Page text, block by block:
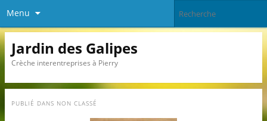
Menu
Jardin des Galipes
Crèche interentreprises à Pierry
PUBLIÉ DANS NON CLASSÉ